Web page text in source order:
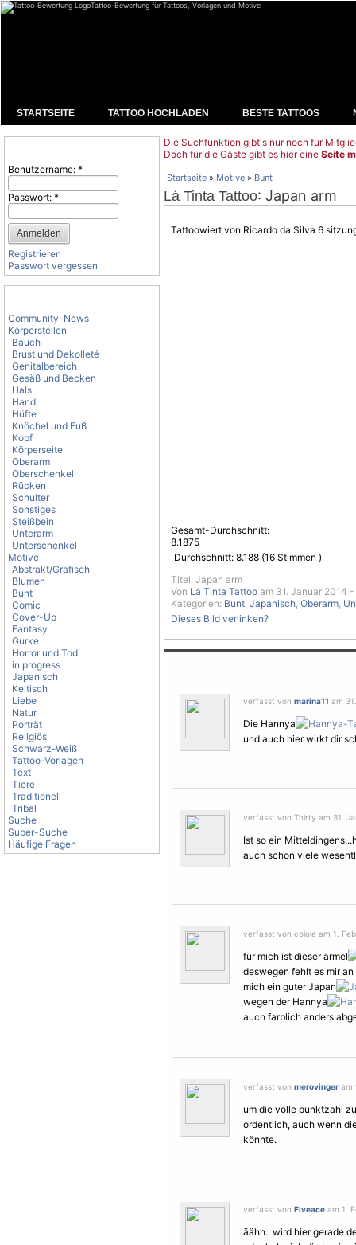
Tattoo-Bewertung für Tattoos, Vorlagen und Motive
STARTSEITE TATTOO HOCHLADEN BESTE TATTOOS
Benutzername: *
Passwort: *
Registrieren
Passwort vergessen
Community-News
Körperstellen
Bauch
Brust und Dekolleté
Genitalbereich
Gesäß und Becken
Hals
Hand
Hüfte
Knöchel und Fuß
Kopf
Körperseite
Oberarm
Oberschenkel
Rücken
Schulter
Sonstiges
Steißbein
Unterarm
Unterschenkel
Motive
Abstrakt/Grafisch
Blumen
Bunt
Comic
Cover-Up
Fantasy
Gurke
Horror und Tod
in progress
Japanisch
Keltisch
Liebe
Natur
Porträt
Religiös
Schwarz-Weiß
Tattoo-Vorlagen
Text
Tiere
Traditionell
Tribal
Suche
Super-Suche
Häufige Fragen
Die Suchfunktion gibt's nur noch für
Doch für die Gäste gibt es hier eine Seite
Startseite » Motive » Bunt
Lá Tinta Tattoo: Japan arm
Tattoowiert von Ricardo da Silva 6
Gesamt-Durchschnitt:
8.1875
Durchschnitt: 8.188 (16 Stimmen )
Titel: Japan arm
Von Lá Tinta Tattoo am 31. Januar 2014 -
Kategorien: Bunt, Japanisch, Oberarm,
Dieses Bild verlinken?
verfasst von marina11 am
Die Hannya
und auch hier wirkt dir
verfasst von Thirty am 31.
Ist so ein
auch schon viele
verfasst von colole am 1.
für mich ist dieser ärmel
deswegen fehlt es mir
mich ein guter Japan
wegen der Hannya
auch farblich anders
verfasst von merovinger am
um die volle punktzahl
ordentlich, auch wenn
könnte.
verfasst von Fiveace am 1.
äähh.. wird hier gerade